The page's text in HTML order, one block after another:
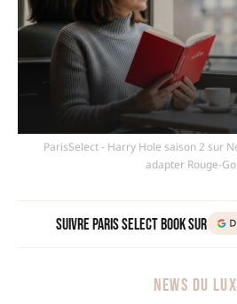
ParisSelect - Harry Hole saison 2 sur
adapter Rouge-
Suivre Paris Select Book sur
NEWS DU